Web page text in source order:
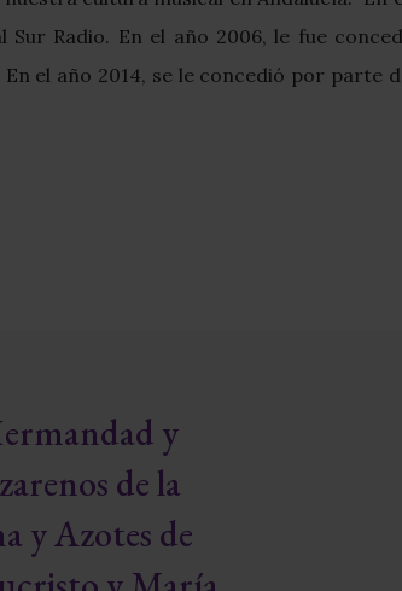
Radio. En el año 2006, le fue
el año 2014, se le concedió por parte
y
de la
y Azotes de